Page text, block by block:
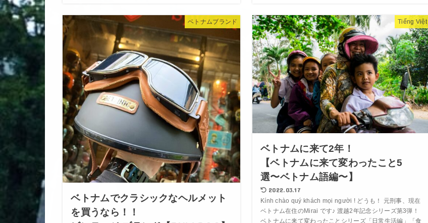
ベトナムブランド
ベトナムでクラシックなヘルメット
を買うなら！！
Tiếng Việt
ベトナムに来て2年！
【ベトナムに来て変わったこと5
選〜ベトナム語編〜】
2022.03.17
Kính chào quý khách mọi người ! どうも！ 元刑事、現在
ベトナム在住のMirai です♪ 渡越2年記念シリーズ第3弾！
ベトナムに来て変わったことシリーズ「日常生活編」「食